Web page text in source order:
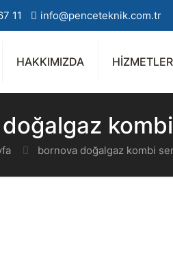
11 info@penceteknik.com.tr
HAKKIMIZDA HİZMETLER
bornova doğalgaz kombi